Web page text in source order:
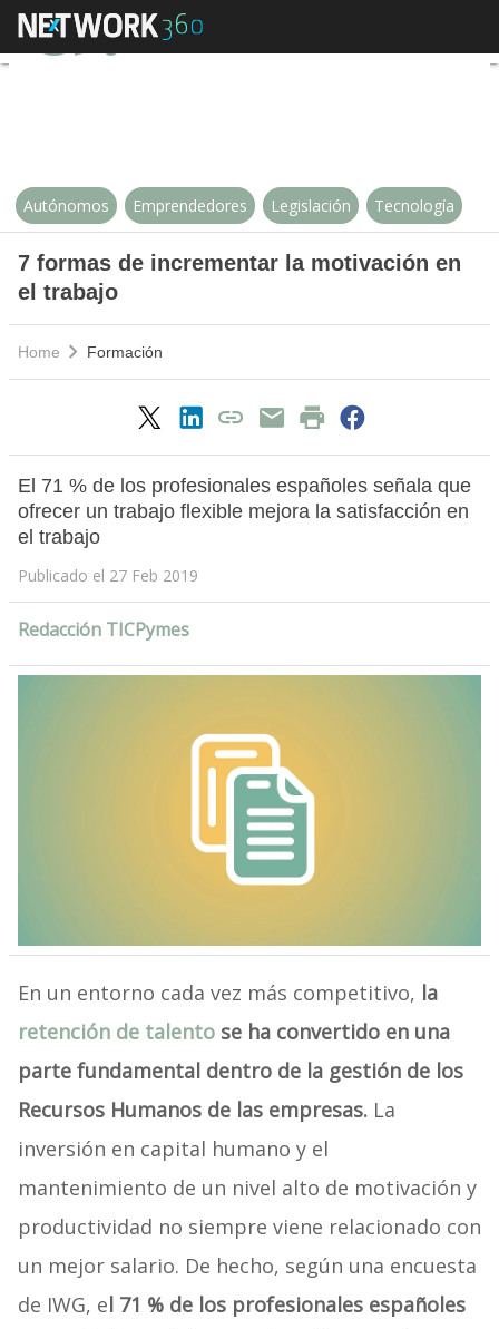
7 formas de incrementar la
Autónomos Emprendedores Legislación Tecnología
7 formas de incrementar la motivación en
el trabajo
Home Formación
El 71 % de los profesionales españoles señala que
ofrecer un trabajo flexible mejora la satisfacción en
el trabajo
Publicado el 27 Feb 2019
Redacción TICPymes
En un entorno cada vez más competitivo, la
retención de talentose ha convertido en una
parte fundamental dentro de la gestión de los
Recursos Humanos de las empresas. La
inversión en capital humano y el
mantenimiento de un nivel alto de motivación y
productividad no siempre viene relacionado con
un mejor salario. De hecho, según una encuesta
de IWG, el 71 % de los profesionales españoles